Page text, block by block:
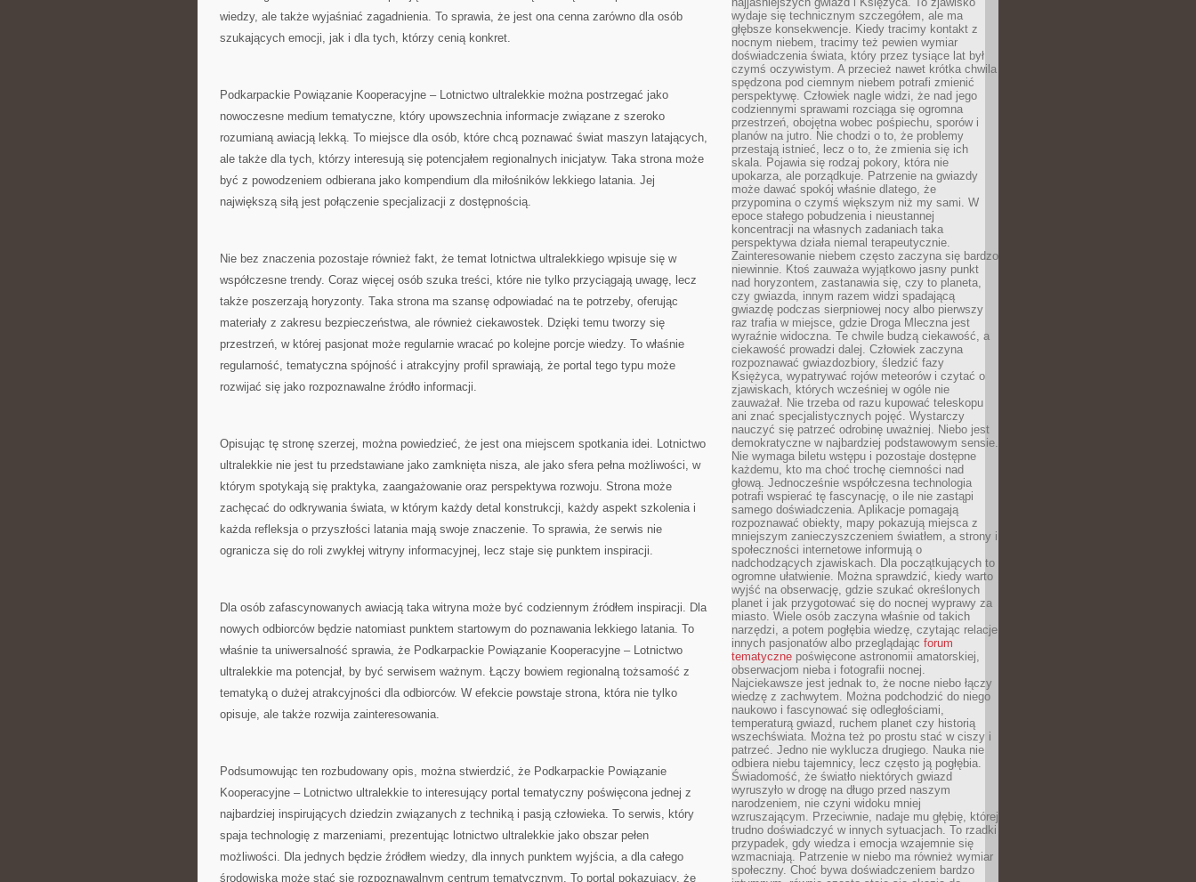
wiedzy, ale także wyjaśniać zagadnienia. To sprawia, że jest ona cenna zarówno dla osób
szukających emocji, jak i dla tych, którzy cenią konkret.
Podkarpackie Powiązanie Kooperacyjne – Lotnictwo ultralekkie można postrzegać jako
nowoczesne medium tematyczne, który upowszechnia informacje związane z szeroko
rozumianą awiacją lekką. To miejsce dla osób, które chcą poznawać świat maszyn latających,
ale także dla tych, którzy interesują się potencjałem regionalnych inicjatyw. Taka strona może
być z powodzeniem odbierana jako kompendium dla miłośników lekkiego latania. Jej
największą siłą jest połączenie specjalizacji z dostępnością.
Nie bez znaczenia pozostaje również fakt, że temat lotnictwa ultralekkiego wpisuje się w
współczesne trendy. Coraz więcej osób szuka treści, które nie tylko przyciągają uwagę, lecz
także poszerzają horyzonty. Taka strona ma szansę odpowiadać na te potrzeby, oferując
materiały z zakresu bezpieczeństwa, ale również ciekawostek. Dzięki temu tworzy się
przestrzeń, w której pasjonat może regularnie wracać po kolejne porcje wiedzy. To właśnie
regularność, tematyczna spójność i atrakcyjny profil sprawiają, że portal tego typu może
rozwijać się jako rozpoznawalne źródło informacji.
Opisując tę stronę szerzej, można powiedzieć, że jest ona miejscem spotkania idei. Lotnictwo
ultralekkie nie jest tu przedstawiane jako zamknięta nisza, ale jako sfera pełna możliwości, w
którym spotykają się praktyka, zaangażowanie oraz perspektywa rozwoju. Strona może
zachęcać do odkrywania świata, w którym każdy detal konstrukcji, każdy aspekt szkolenia i
każda refleksja o przyszłości latania mają swoje znaczenie. To sprawia, że serwis nie
ogranicza się do roli zwykłej witryny informacyjnej, lecz staje się punktem inspiracji.
Dla osób zafascynowanych awiacją taka witryna może być codziennym źródłem inspiracji. Dla
nowych odbiorców będzie natomiast punktem startowym do poznawania lekkiego latania. To
właśnie ta uniwersalność sprawia, że Podkarpackie Powiązanie Kooperacyjne – Lotnictwo
ultralekkie ma potencjał, by być serwisem ważnym. Łączy bowiem regionalną tożsamość z
tematyką o dużej atrakcyjności dla odbiorców. W efekcie powstaje strona, która nie tylko
opisuje, ale także rozwija zainteresowania.
Podsumowując ten rozbudowany opis, można stwierdzić, że Podkarpackie Powiązanie
Kooperacyjne – Lotnictwo ultralekkie to interesujący portal tematyczny poświęcona jednej z
najbardziej inspirujących dziedzin związanych z techniką i pasją człowieka. To serwis, który
spaja technologię z marzeniami, prezentując lotnictwo ultralekkie jako obszar pełen
możliwości. Dla jednych będzie źródłem wiedzy, dla innych punktem wyjścia, a dla całego
środowiska może stać się rozpoznawalnym centrum tematycznym. To portal pokazujący, że
wydaje się technicznym szczegółem, ale ma
głębsze konsekwencje. Kiedy tracimy kontakt z
nocnym niebem, tracimy też pewien wymiar
doświadczenia świata, który przez tysiące lat był
czymś oczywistym. A przecież nawet krótka chwila
spędzona pod ciemnym niebem potrafi zmienić
perspektywę. Człowiek nagle widzi, że nad jego
codziennymi sprawami rozciąga się ogromna
przestrzeń, obojętna wobec pośpiechu, sporów i
planów na jutro. Nie chodzi o to, że problemy
przestają istnieć, lecz o to, że zmienia się ich
skala. Pojawia się rodzaj pokory, która nie
upokarza, ale porządkuje. Patrzenie na gwiazdy
może dawać spokój właśnie dlatego, że
przypomina o czymś większym niż my sami. W
epoce stałego pobudzenia i nieustannej
koncentracji na własnych zadaniach taka
perspektywa działa niemal terapeutycznie.
Zainteresowanie niebem często zaczyna się bardzo
niewinnie. Ktoś zauważa wyjątkowo jasny punkt
nad horyzontem, zastanawia się, czy to planeta,
czy gwiazda, innym razem widzi spadającą
gwiazdę podczas sierpniowej nocy albo pierwszy
raz trafia w miejsce, gdzie Droga Mleczna jest
wyraźnie widoczna. Te chwile budzą ciekawość, a
ciekawość prowadzi dalej. Człowiek zaczyna
rozpoznawać gwiazdozbiory, śledzić fazy
Księżyca, wypatrywać rojów meteorów i czytać o
zjawiskach, których wcześniej w ogóle nie
zauważał. Nie trzeba od razu kupować teleskopu
ani znać specjalistycznych pojęć. Wystarczy
nauczyć się patrzeć odrobinę uważniej. Niebo jest
demokratyczne w najbardziej podstawowym sensie.
Nie wymaga biletu wstępu i pozostaje dostępne
każdemu, kto ma choć trochę ciemności nad
głową. Jednocześnie współczesna technologia
potrafi wspierać tę fascynację, o ile nie zastąpi
samego doświadczenia. Aplikacje pomagają
rozpoznawać obiekty, mapy pokazują miejsca z
mniejszym zanieczyszczeniem światłem, a strony i
społeczności internetowe informują o
nadchodzących zjawiskach. Dla początkujących to
ogromne ułatwienie. Można sprawdzić, kiedy warto
wyjść na obserwację, gdzie szukać określonych
planet i jak przygotować się do nocnej wyprawy za
miasto. Wiele osób zaczyna właśnie od takich
narzędzi, a potem pogłębia wiedzę, czytając relacje
innych pasjonatów albo przeglądając forum
tematyczne poświęcone astronomii amatorskiej,
obserwacjom nieba i fotografii nocnej.
Najciekawsze jest jednak to, że nocne niebo łączy
wiedzę z zachwytem. Można podchodzić do niego
naukowo i fascynować się odległościami,
temperaturą gwiazd, ruchem planet czy historią
wszechświata. Można też po prostu stać w ciszy i
patrzeć. Jedno nie wyklucza drugiego. Nauka nie
odbiera niebu tajemnicy, lecz często ją pogłębia.
Świadomość, że światło niektórych gwiazd
wyruszyło w drogę na długo przed naszym
narodzeniem, nie czyni widoku mniej
wzruszającym. Przeciwnie, nadaje mu głębię, której
trudno doświadczyć w innych sytuacjach. To rzadki
przypadek, gdy wiedza i emocja wzajemnie się
wzmacniają. Patrzenie w niebo ma również wymiar
społeczny. Choć bywa doświadczeniem bardzo